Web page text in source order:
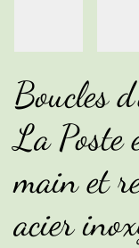
Boucles
La Poste
main et
acier